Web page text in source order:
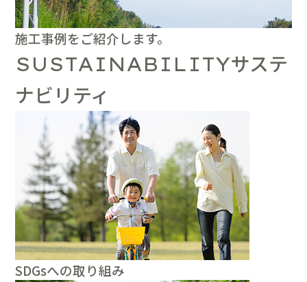
施工事例をご紹介します。
SUSTAINABILITYサステ
ナビリティ
SDGsへの取り組み